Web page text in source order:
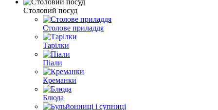
Столовий посуд
Столове приладдя
Тарілки
Піали
Креманки
Блюда